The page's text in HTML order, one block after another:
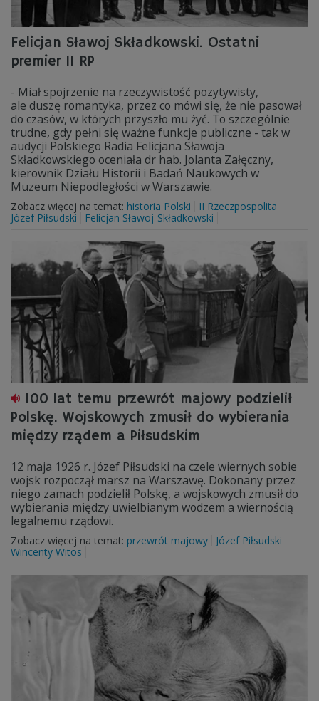
Felicjan Sławoj Składkowski. Ostatni
premier II RP
- Miał spojrzenie na rzeczywistość pozytywisty,
ale duszę romantyka, przez co mówi się, że nie pasował
do czasów, w których przyszło mu żyć. To szczególnie
trudne, gdy pełni się ważne funkcje publiczne - tak w
audycji Polskiego Radia Felicjana Sławoja
Składkowskiego oceniała dr hab. Jolanta Załęczny,
kierownik Działu Historii i Badań Naukowych w
Muzeum Niepodległości w Warszawie.
Zobacz więcej na temat: historia Polski
II Rzeczpospolita
Józef Piłsudski
Felicjan Sławoj-Składkowski
100 lat temu przewrót majowy podzielił
Polskę. Wojskowych zmusił do wybierania
między rządem a Piłsudskim
12 maja 1926 r. Józef Piłsudski na czele wiernych sobie
wojsk rozpoczął marsz na Warszawę. Dokonany przez
niego zamach podzielił Polskę, a wojskowych zmusił do
wybierania między uwielbianym wodzem a wiernością
legalnemu rządowi.
Zobacz więcej na temat: przewrót majowy
Józef Piłsudski
Wincenty Witos